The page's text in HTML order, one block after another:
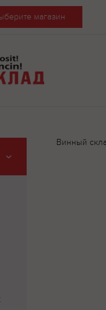
магазин
Винный